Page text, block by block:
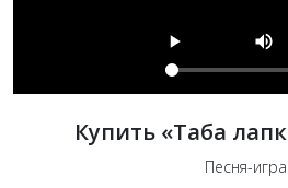
Купить «Таба
Песня-игра